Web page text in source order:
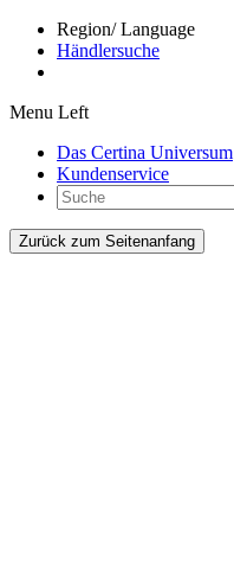
Region/ Language
Händlersuche
Menu Left
Das Certina Universum
Kundenservice
Zurück zum Seitenanfang